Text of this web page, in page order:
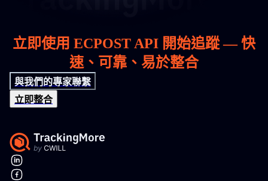
立即使用 ECPOST API 開始追蹤 — 快
速、可靠、易於整合
與我們的專家聯繫
立即整合